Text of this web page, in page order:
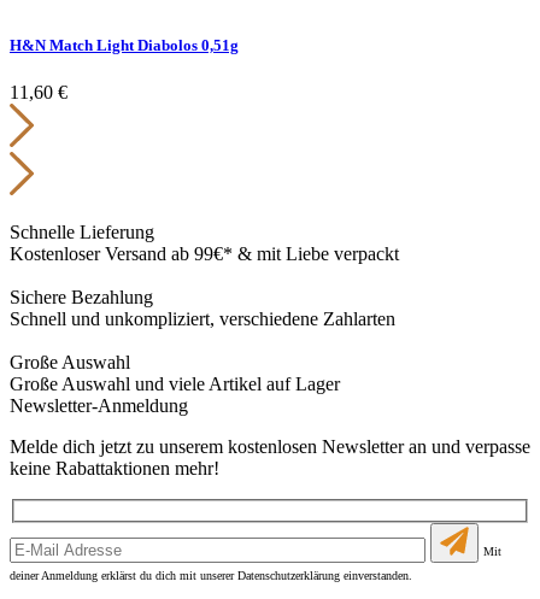
H&N Match Light Diabolos 0,51g
11,60 €
Schnelle Lieferung
Kostenloser Versand ab 99€* & mit Liebe verpackt
Sichere Bezahlung
Schnell und unkompliziert, verschiedene Zahlarten
Große Auswahl
Große Auswahl und viele Artikel auf Lager
Newsletter-Anmeldung
Melde dich jetzt zu unserem kostenlosen Newsletter an und verpasse
keine Rabattaktionen mehr!
Mit
deiner Anmeldung erklärst du dich mit unserer Datenschutzerklärung einverstanden.